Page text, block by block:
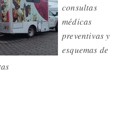
consultas
médicas
preventivas y
esquemas de